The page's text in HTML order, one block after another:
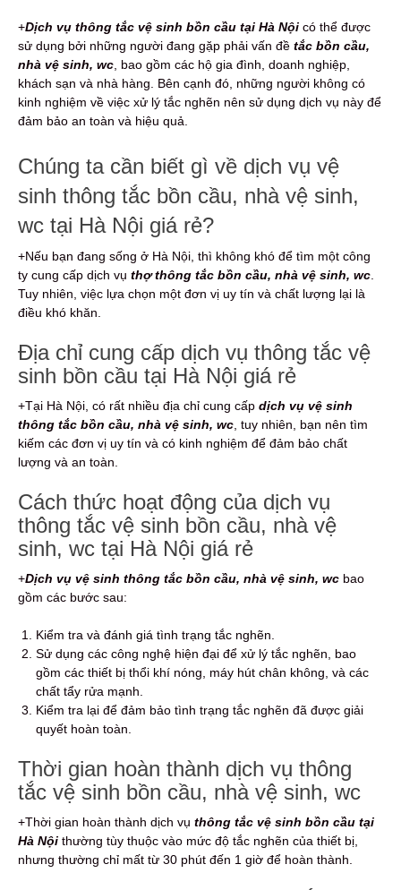
+Dịch vụ thông tắc vệ sinh bồn cầu tại Hà Nội có thể được
sử dụng bởi những người đang gặp phải vấn đề tắc bồn cầu,
nhà vệ sinh, wc , bao gồm các hộ gia đình, doanh nghiệp,
khách sạn và nhà hàng. Bên cạnh đó, những người không có
kinh nghiệm về việc xử lý tắc nghẽn nên sử dụng dịch vụ này để
đảm bảo an toàn và hiệu quả.
Chúng ta cần biết gì về dịch vụ vệ
sinh thông tắc bồn cầu, nhà vệ sinh,
wc tại Hà Nội giá rẻ?
+Nếu bạn đang sống ở Hà Nội, thì không khó để tìm một công
ty cung cấp dịch vụ thợ thông tắc bồn cầu, nhà vệ sinh, wc
Tuy nhiên, việc lựa chọn một đơn vị uy tín và chất lượng lại là
điều khó khăn.
Địa chỉ cung cấp dịch vụ thông tắc vệ
sinh bồn cầu tại Hà Nội giá rẻ
+Tại Hà Nội, có rất nhiều địa chỉ cung cấp dịch vụ vệ sinh
thông tắc bồn cầu, nhà vệ sinh, wc , tuy nhiên, bạn nên tìm
kiếm các đơn vị uy tín và có kinh nghiệm để đảm bảo chất
lượng và an toàn.
Cách thức hoạt động của dịch vụ
thông tắc vệ sinh bồn cầu, nhà vệ
sinh, wc tại Hà Nội giá rẻ
+Dịch vụ vệ sinh thông tắc bồn cầu, nhà vệ sinh, wc bao
gồm các bước sau:
Kiểm tra và đánh giá tình trạng tắc nghẽn.
Sử dụng các công nghệ hiện đại để xử lý tắc nghẽn, bao
gồm các thiết bị thổi khí nóng, máy hút chân không, và các
chất tẩy rửa mạnh.
Kiểm tra lại để đảm bảo tình trạng tắc nghẽn đã được giải
quyết hoàn toàn.
Thời gian hoàn thành dịch vụ thông
tắc vệ sinh bồn cầu, nhà vệ sinh, wc
+Thời gian hoàn thành dịch vụ thông tắc vệ sinh bồn cầu tại
Hà Nội thường tùy thuộc vào mức độ tắc nghẽn của thiết bị,
nhưng thường chỉ mất từ 30 phút đến 1 giờ để hoàn thành.